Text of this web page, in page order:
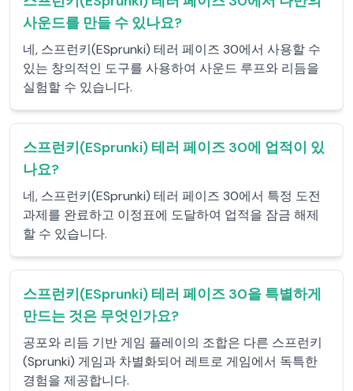
사운드를 만들 수 있나요?
네, 스프런키(ESprunki) 테러 페이즈 30에서 사용할 수
있는 창의적인 도구를 사용하여 사운드 루프와 리듬을
실험할 수 있습니다.
스프런키(ESprunki) 테러 페이즈 30에 업적이 있
나요?
네, 스프런키(ESprunki) 테러 페이즈 30에서 특정 도전
과제를 완료하고 이정표에 도달하여 업적을 잠금 해제
할 수 있습니다.
스프런키(ESprunki) 테러 페이즈 30을 특별하게
만드는 것은 무엇인가요?
공포와 리듬 기반 게임 플레이의 조합은 다른 스프런키
(Sprunki) 게임과 차별화되어 레트로 게임에서 독특한
경험을 제공합니다.